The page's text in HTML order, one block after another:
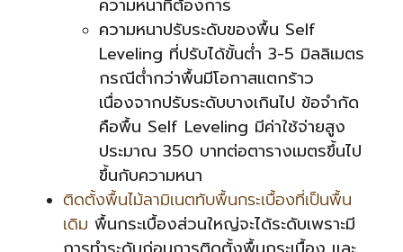
ความหนาที่ต้องการ
ความหนาปรับระดับของพื้น Self
Leveling ที่ปรับได้ขั้นต่ำ 3-5 มิลลิเมตร
กรณีต่ำกว่าพื้นมีโอกาสแตกร้าว
เนื่องจากปรับระดับบางเกินไป ข้อจำกัด
คือพื้น Self Leveling มีค่าใช้จ่ายสูง
ประมาณ 350 บาทต่อตารางเมตรขึ้นไป
ขึ้นกับความหนา
ติดตั้งพื้นไม้ลามิเนตทับพื้นกระเบื้องที่เป็นพื้น
เดิม พื้นกระเบื้องส่วนใหญ่จะได้ระดับเพราะมี